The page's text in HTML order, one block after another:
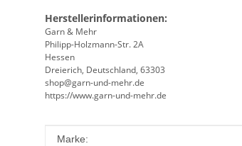
Herstellerinformationen:
Garn & Mehr
Philipp-Holzmann-Str. 2A
Hessen
Dreierich, Deutschland, 63303
shop@garn-und-mehr.de
https://www.garn-und-mehr.de
Produkteigenschaft
Wert
Marke: